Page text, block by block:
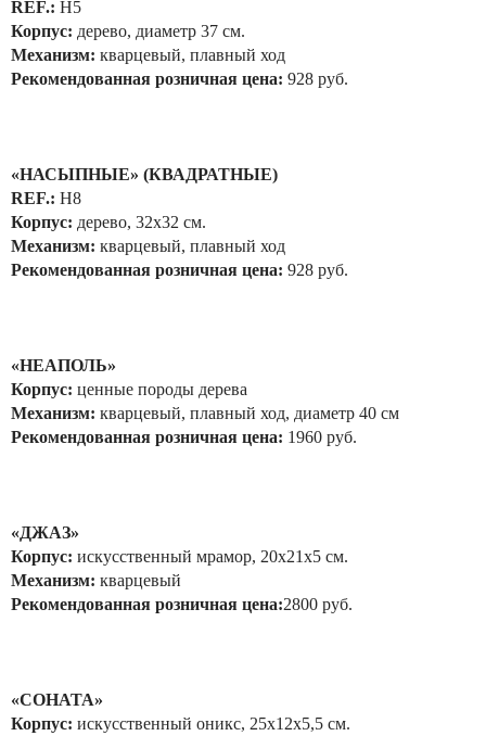
REF.: Н5
Корпус: дерево, диаметр 37 см.
Механизм: кварцевый, плавный ход
Рекомендованная розничная цена: 928 руб.
«НАСЫПНЫЕ» (КВАДРАТНЫЕ)
REF.: Н8
Корпус: дерево, 32x32 см.
Механизм: кварцевый, плавный ход
Рекомендованная розничная цена: 928 руб.
«НЕАПОЛЬ»
Корпус: ценные породы дерева
Механизм: кварцевый, плавный ход, диаметр 40 см
Рекомендованная розничная цена: 1960 руб.
«ДЖАЗ»
Корпус: искусственный мрамор, 20х21х5 см.
Механизм: кварцевый
Рекомендованная розничная цена:2800 руб.
«СОНАТА»
Корпус: искусственный оникс, 25х12х5,5 см.